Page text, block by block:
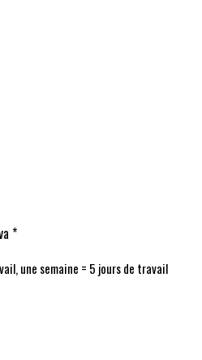
*
une semaine = 5 jours de travail